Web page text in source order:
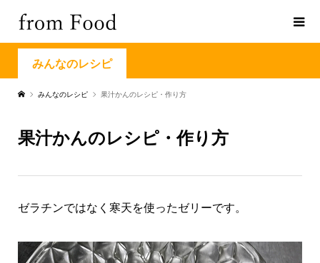
みんなのレシピ
みんなのレシピ 果汁かんのレシピ・作り方
果汁かんのレシピ・作り方
ゼラチンではなく寒天を使ったゼリーです。